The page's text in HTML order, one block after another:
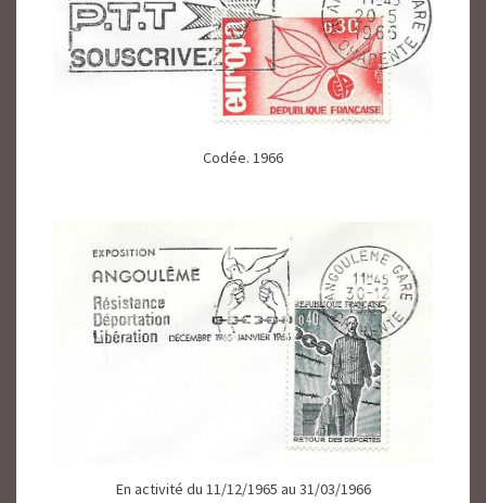
Codée. 1966
En activité du 11/12/1965 au 31/03/1966